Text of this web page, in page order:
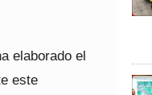
elaborado el
este